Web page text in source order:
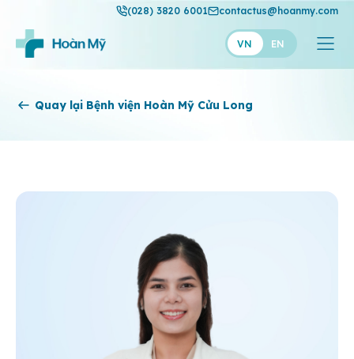
(028) 3820 6001 contactus@hoanmy.com
VN EN
Hoàn Mỹ
Thuận Mỹ
Quay lại Bệnh viện Hoàn Mỹ Cửu Long